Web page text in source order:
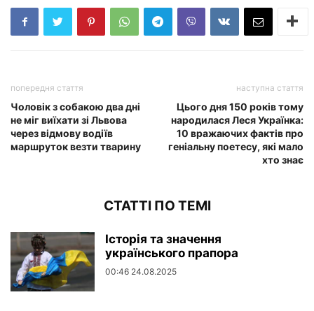
попередня стаття
Чоловік з собакою два дні
не міг виїхати зі Львова
через відмову водіїв
маршруток везти тварину
наступна стаття
Цього дня 150 років тому
народилася Леся Українка:
10 вражаючих фактів про
геніальну поетесу, які мало
хто знає
СТАТТІ ПО ТЕМІ
Історія та значення
українського прапора
00:46 24.08.2025